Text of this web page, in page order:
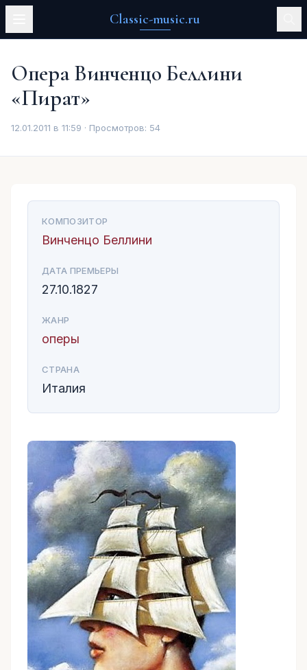
Classic-music.ru
Опера Винченцо Беллини
«Пират»
12.01.2011 в 11:59 · Просмотров: 54
КОМПОЗИТОР
Винченцо Беллини
ДАТА ПРЕМЬЕРЫ
27.10.1827
ЖАНР
оперы
СТРАНА
Италия